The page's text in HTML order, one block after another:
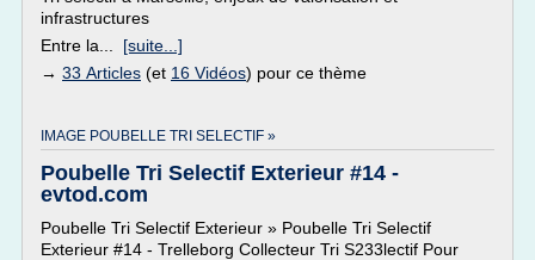
infrastructures
Entre la... [suite...]
→ 33 Articles (et 16 Vidéos) pour ce thème
IMAGE POUBELLE TRI SELECTIF »
Poubelle Tri Selectif Exterieur #14 -
evtod.com
Poubelle Tri Selectif Exterieur » Poubelle Tri Selectif
Exterieur #14 - Trelleborg Collecteur Tri S233lectif Pour